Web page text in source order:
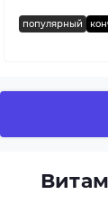
популярный